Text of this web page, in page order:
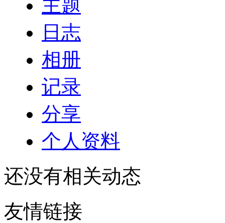
主题
日志
相册
记录
分享
个人资料
还没有相关动态
友情链接